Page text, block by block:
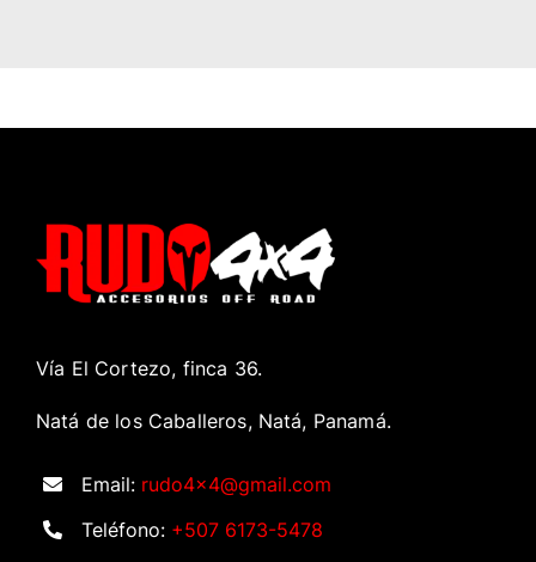
Vía El Cortezo, finca 36.
Natá de los Caballeros, Natá, Panamá.
Email: rudo4x4@gmail.com
Teléfono: +507 6173-5478